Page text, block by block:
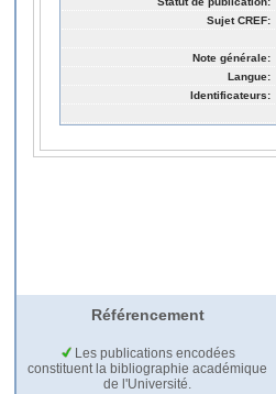
Sujet CREF:
Note générale:
Langue:
Identificateurs:
Référencement
Les publications encodées
constituent la bibliographie académique
de l'Université.